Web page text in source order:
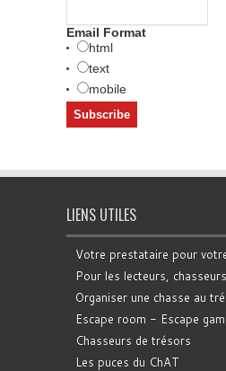
Email Format
html
text
mobile
LIENS UTILES
Votre prestataire pour
Pour les lecteurs,
Organiser une chasse au
Escape room - Escape
Chasseurs de trésors
Les puces du ChAT